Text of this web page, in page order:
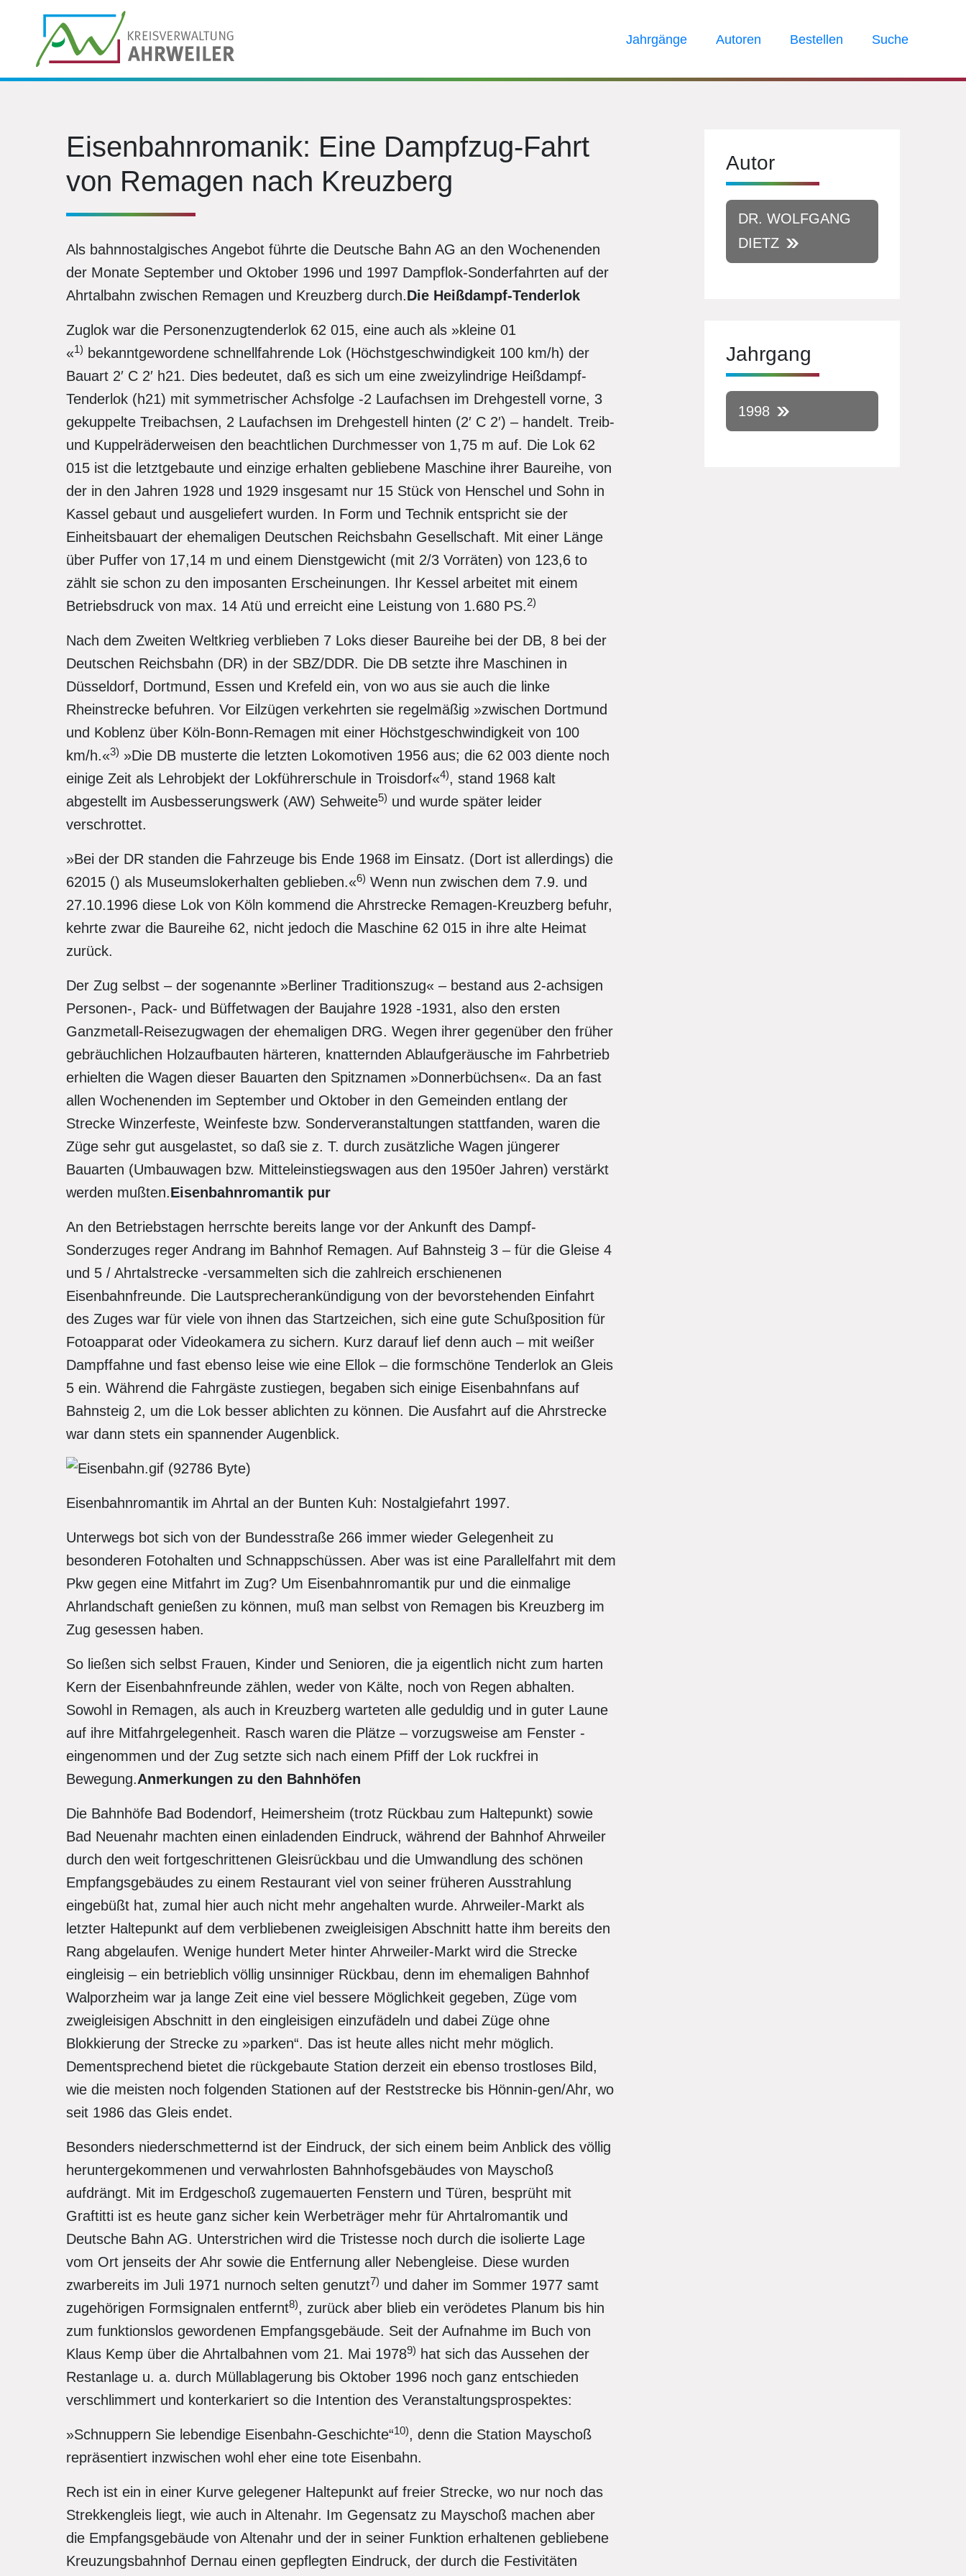
Jahrgänge Autoren Bestellen Suche
Eisenbahnromanik: Eine Dampfzug-Fahrt
von Remagen nach Kreuzberg
Als bahnnostalgisches Angebot führte die Deutsche Bahn AG an den Wochenenden
der Monate September und Oktober 1996 und 1997 Dampflok-Sonderfahrten auf der
Ahrtalbahn zwischen Remagen und Kreuzberg durch.Die Heißdampf-Tenderlok
Zuglok war die Personenzugtenderlok 62 015, eine auch als »kleine 01
«1) bekanntgewordene schnellfahrende Lok (Höchstgeschwindigkeit 100 km/h) der
Bauart 2′ C 2′ h21. Dies bedeutet, daß es sich um eine zweizylindrige Heißdampf-
Tenderlok (h21) mit symmetrischer Achsfolge -2 Laufachsen im Drehgestell vorne, 3
gekuppelte Treibachsen, 2 Laufachsen im Drehgestell hinten (2′ C 2′) – handelt. Treib-
und Kuppelräderweisen den beachtlichen Durchmesser von 1,75 m auf. Die Lok 62
015 ist die letztgebaute und einzige erhalten gebliebene Maschine ihrer Baureihe, von
der in den Jahren 1928 und 1929 insgesamt nur 15 Stück von Henschel und Sohn in
Kassel gebaut und ausgeliefert wurden. In Form und Technik entspricht sie der
Einheitsbauart der ehemaligen Deutschen Reichsbahn Gesellschaft. Mit einer Länge
über Puffer von 17,14 m und einem Dienstgewicht (mit 2/3 Vorräten) von 123,6 to
zählt sie schon zu den imposanten Erscheinungen. Ihr Kessel arbeitet mit einem
Betriebsdruck von max. 14 Atü und erreicht eine Leistung von 1.680 PS.2)
Nach dem Zweiten Weltkrieg verblieben 7 Loks dieser Baureihe bei der DB, 8 bei der
Deutschen Reichsbahn (DR) in der SBZ/DDR. Die DB setzte ihre Maschinen in
Düsseldorf, Dortmund, Essen und Krefeld ein, von wo aus sie auch die linke
Rheinstrecke befuhren. Vor Eilzügen verkehrten sie regelmäßig »zwischen Dortmund
und Koblenz über Köln-Bonn-Remagen mit einer Höchstgeschwindigkeit von 100
km/h.«3) »Die DB musterte die letzten Lokomotiven 1956 aus; die 62 003 diente noch
einige Zeit als Lehrobjekt der Lokführerschule in Troisdorf«4), stand 1968 kalt
abgestellt im Ausbesserungswerk (AW) Sehweite5) und wurde später leider
verschrottet.
»Bei der DR standen die Fahrzeuge bis Ende 1968 im Einsatz. (Dort ist allerdings) die
62015 () als Museumslokerhalten geblieben.«6) Wenn nun zwischen dem 7.9. und
27.10.1996 diese Lok von Köln kommend die Ahrstrecke Remagen-Kreuzberg befuhr,
kehrte zwar die Baureihe 62, nicht jedoch die Maschine 62 015 in ihre alte Heimat
zurück.
Der Zug selbst – der sogenannte »Berliner Traditionszug« – bestand aus 2-achsigen
Personen-, Pack- und Büffetwagen der Baujahre 1928 -1931, also den ersten
Ganzmetall-Reisezugwagen der ehemaligen DRG. Wegen ihrer gegenüber den früher
gebräuchlichen Holzaufbauten härteren, knatternden Ablaufgeräusche im Fahrbetrieb
erhielten die Wagen dieser Bauarten den Spitznamen »Donnerbüchsen«. Da an fast
allen Wochenenden im September und Oktober in den Gemeinden entlang der
Strecke Winzerfeste, Weinfeste bzw. Sonderveranstaltungen stattfanden, waren die
Züge sehr gut ausgelastet, so daß sie z. T. durch zusätzliche Wagen jüngerer
Bauarten (Umbauwagen bzw. Mitteleinstiegswagen aus den 1950er Jahren) verstärkt
werden mußten.Eisenbahnromantik pur
An den Betriebstagen herrschte bereits lange vor der Ankunft des Dampf-
Sonderzuges reger Andrang im Bahnhof Remagen. Auf Bahnsteig 3 – für die Gleise 4
und 5 / Ahrtalstrecke -versammelten sich die zahlreich erschienenen
Eisenbahnfreunde. Die Lautsprecherankündigung von der bevorstehenden Einfahrt
des Zuges war für viele von ihnen das Startzeichen, sich eine gute Schußposition für
Fotoapparat oder Videokamera zu sichern. Kurz darauf lief denn auch – mit weißer
Dampffahne und fast ebenso leise wie eine Ellok – die formschöne Tenderlok an Gleis
5 ein. Während die Fahrgäste zustiegen, begaben sich einige Eisenbahnfans auf
Bahnsteig 2, um die Lok besser ablichten zu können. Die Ausfahrt auf die Ahrstrecke
war dann stets ein spannender Augenblick.
Eisenbahnromantik im Ahrtal an der Bunten Kuh: Nostalgiefahrt 1997.
Unterwegs bot sich von der Bundesstraße 266 immer wieder Gelegenheit zu
besonderen Fotohalten und Schnappschüssen. Aber was ist eine Parallelfahrt mit dem
Pkw gegen eine Mitfahrt im Zug? Um Eisenbahnromantik pur und die einmalige
Ahrlandschaft genießen zu können, muß man selbst von Remagen bis Kreuzberg im
Zug gesessen haben.
So ließen sich selbst Frauen, Kinder und Senioren, die ja eigentlich nicht zum harten
Kern der Eisenbahnfreunde zählen, weder von Kälte, noch von Regen abhalten.
Sowohl in Remagen, als auch in Kreuzberg warteten alle geduldig und in guter Laune
auf ihre Mitfahrgelegenheit. Rasch waren die Plätze – vorzugsweise am Fenster -
eingenommen und der Zug setzte sich nach einem Pfiff der Lok ruckfrei in
Bewegung.Anmerkungen zu den Bahnhöfen
Die Bahnhöfe Bad Bodendorf, Heimersheim (trotz Rückbau zum Haltepunkt) sowie
Bad Neuenahr machten einen einladenden Eindruck, während der Bahnhof Ahrweiler
durch den weit fortgeschrittenen Gleisrückbau und die Umwandlung des schönen
Empfangsgebäudes zu einem Restaurant viel von seiner früheren Ausstrahlung
eingebüßt hat, zumal hier auch nicht mehr angehalten wurde. Ahrweiler-Markt als
letzter Haltepunkt auf dem verbliebenen zweigleisigen Abschnitt hatte ihm bereits den
Rang abgelaufen. Wenige hundert Meter hinter Ahrweiler-Markt wird die Strecke
eingleisig – ein betrieblich völlig unsinniger Rückbau, denn im ehemaligen Bahnhof
Walporzheim war ja lange Zeit eine viel bessere Möglichkeit gegeben, Züge vom
zweigleisigen Abschnitt in den eingleisigen einzufädeln und dabei Züge ohne
Blokkierung der Strecke zu »parken“. Das ist heute alles nicht mehr möglich.
Dementsprechend bietet die rückgebaute Station derzeit ein ebenso trostloses Bild,
wie die meisten noch folgenden Stationen auf der Reststrecke bis Hönnin-gen/Ahr, wo
seit 1986 das Gleis endet.
Besonders niederschmetternd ist der Eindruck, der sich einem beim Anblick des völlig
heruntergekommenen und verwahrlosten Bahnhofsgebäudes von Mayschoß
aufdrängt. Mit im Erdgeschoß zugemauerten Fenstern und Türen, besprüht mit
Graftitti ist es heute ganz sicher kein Werbeträger mehr für Ahrtalromantik und
Deutsche Bahn AG. Unterstrichen wird die Tristesse noch durch die isolierte Lage
vom Ort jenseits der Ahr sowie die Entfernung aller Nebengleise. Diese wurden
zwarbereits im Juli 1971 nurnoch selten genutzt7) und daher im Sommer 1977 samt
zugehörigen Formsignalen entfernt8), zurück aber blieb ein verödetes Planum bis hin
zum funktionslos gewordenen Empfangsgebäude. Seit der Aufnahme im Buch von
Klaus Kemp über die Ahrtalbahnen vom 21. Mai 19789) hat sich das Aussehen der
Restanlage u. a. durch Müllablagerung bis Oktober 1996 noch ganz entschieden
verschlimmert und konterkariert so die Intention des Veranstaltungsprospektes:
»Schnuppern Sie lebendige Eisenbahn-Geschichte“10), denn die Station Mayschoß
repräsentiert inzwischen wohl eher eine tote Eisenbahn.
Rech ist ein in einer Kurve gelegener Haltepunkt auf freier Strecke, wo nur noch das
Strekkengleis liegt, wie auch in Altenahr. Im Gegensatz zu Mayschoß machen aber
die Empfangsgebäude von Altenahr und der in seiner Funktion erhaltenen gebliebene
Kreuzungsbahnhof Dernau einen gepflegten Eindruck, der durch die Festivitäten
Autor
DR. WOLFGANG
DIETZ
Jahrgang
1998